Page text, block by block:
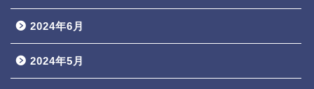
2024年6月
2024年5月